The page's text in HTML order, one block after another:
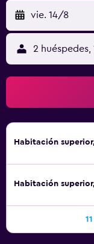
escritorio y
los días.vie. 14/8
2 huéspedes,
Habitación
Habitación